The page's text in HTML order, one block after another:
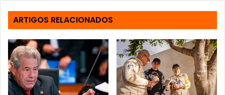
n
d
e
r
ARTIGOS RELACIONADOS